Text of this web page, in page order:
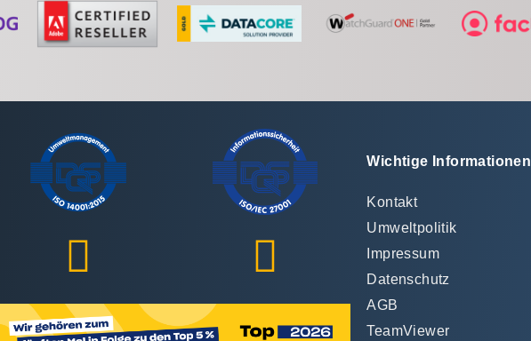
Wichtige Informationen
Kontakt
Umweltpolitik
Impressum
Datenschutz
AGB
TeamViewer